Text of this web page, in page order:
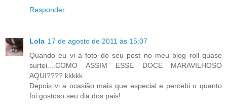
Responder
Lola 17 de agosto de 2011 às 15:07
Quando eu vi a foto do seu post no meu blog roll quase
surtei....COMO ASSIM ESSE DOCE MARAVILHOSO
AQUI???? kkkkk
Depois vi a ocasião mais que especial e percebi o quanto
foi gostoso seu dia dos pais!